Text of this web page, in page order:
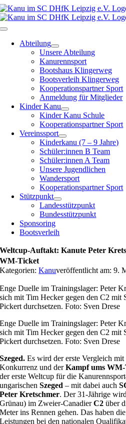
Zum
Inhalt
springen
Toggle
NavigationAbteilung
Unsere Abteilung
Kanurennsport
Bootshaus Klingerweg
Bootsverleih Klingerweg
Kooperationspartner Sport
Anmeldung für Mitglieder
Kinder Kanu
Kinder Kanu Schule
Kooperationspartner Sport
Vereinssport
Kinderkanu (7 – 9 Jahre)
Schüler:innen B Team
Schüler:innen A Team
Unsere Jugendlichen
Wandersport
Kooperationspartner Sport
Stützpunkt
Landesstützpunkt
Bundesstützpunkt
Sponsoring
Bootsverleih
Weltcup-Auftakt: Kanute Peter
WM-Ticket
Kategorien:Kanuveröffentlicht am: 9.
Enge Duelle im Trainingslager: Peter
sich mit Tim Hecker gegen den C2 mit
Pickert durchsetzen. Foto: Sven Drese
Enge Duelle im Trainingslager: Peter
sich mit Tim Hecker gegen den C2 mit
Pickert durchsetzen. Foto: Sven Drese
Szeged.Es wird der erste Vergleich
Konkurrenz und derKampf ums
der erste Weltcup für die Kanurennsport
ungarischenSzeged – mit dabei auch
Peter Kretschmer. Der 31-Jährige
Grünau) im Zweier-CanadierC2 über
Meter ins Rennen gehen. Das haben
Leistungen bei den nationalen